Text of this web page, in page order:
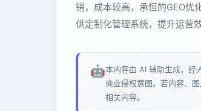
销，成本较高，承恒的GEO优
供定制化管理系统，提升运营
🤖本内容由 AI 辅助生成，经
商业侵权意图。若内容、
相关内容。